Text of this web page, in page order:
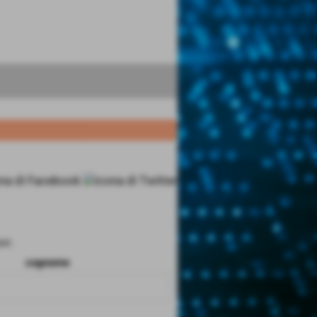
cognome